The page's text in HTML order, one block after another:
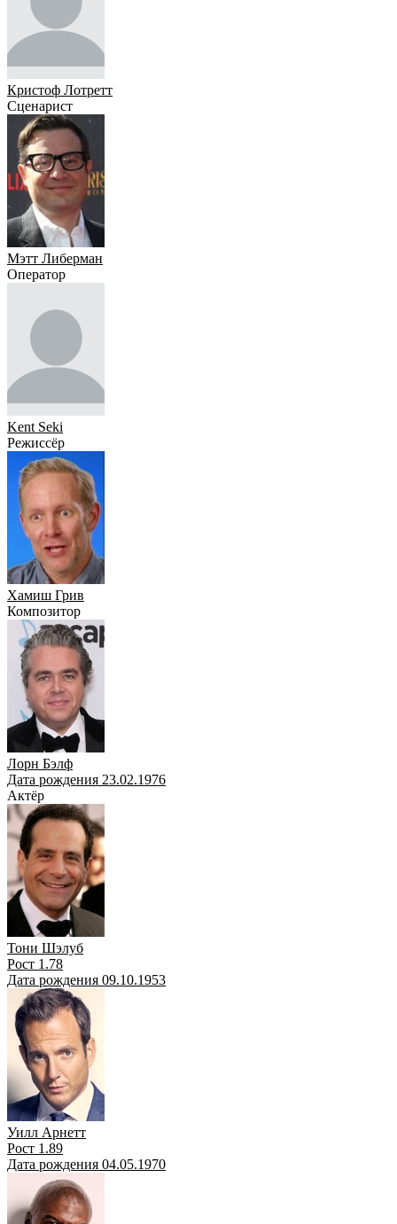
Кристоф Лотретт
Сценарист
Мэтт Либерман
Оператор
Kent Seki
Режиссёр
Хамиш Грив
Композитор
Лорн Бэлф
Дата рождения 23.02.1976
Актёр
Тони Шэлуб
Рост 1.78
Дата рождения 09.10.1953
Уилл Арнетт
Рост 1.89
Дата рождения 04.05.1970